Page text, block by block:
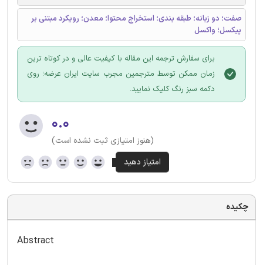
صفت؛ دو زبانه؛ طبقه بندی؛ استخراج محتوا؛ معدن؛ رویکرد مبتنی بر
پیکسل؛ واکسل
برای سفارش ترجمه این مقاله با کیفیت عالی و در کوتاه ترین
زمان ممکن توسط مترجمین مجرب سایت ایران عرضه؛ روی
دکمه سبز رنگ کلیک نمایید.
۰.۰
(هنوز امتیازی ثبت نشده است)
چکیده
Abstract